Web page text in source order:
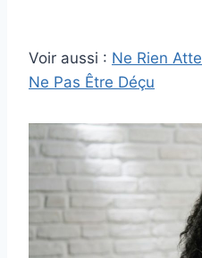
Voir aussi : Ne Rien
Ne Pas Être Déçu